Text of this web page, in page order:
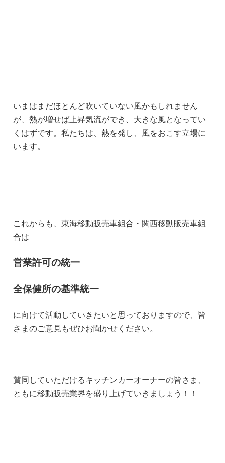
いまはまだほとんど吹いていない風かもしれません
が、熱が増せば上昇気流ができ、大きな風となってい
くはずです。私たちは、熱を発し、風をおこす立場に
います。
これからも、東海移動販売車組合・関西移動販売車組
合は
営業許可の統一
全保健所の基準統一
に向けて活動していきたいと思っておりますので、皆
さまのご意見もぜひお聞かせください。
賛同していただけるキッチンカーオーナーの皆さま、
ともに移動販売業界を盛り上げていきましょう！！